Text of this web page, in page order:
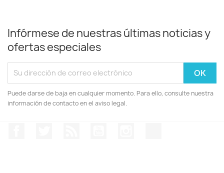
Infórmese de nuestras últimas noticias y
ofertas especiales
Puede darse de baja en cualquier momento. Para ello, consulte nuestra
información de contacto en el aviso legal.